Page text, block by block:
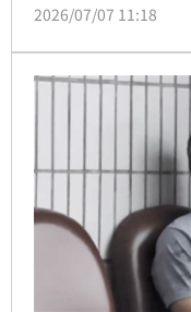
有144名外籍旅客因
2026/07/07 11:18